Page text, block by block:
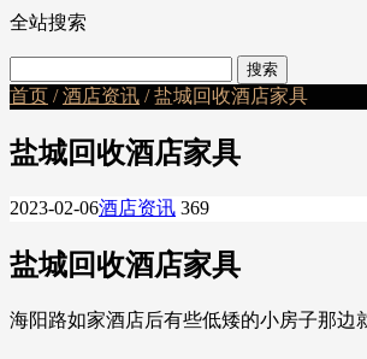
全站搜索
首页 /酒店资讯 / 盐城回收酒店家具
盐城回收酒店家具
2023-02-06酒店资讯 369
盐城回收酒店家具
海阳路如家酒店后有些低矮的小房子那边